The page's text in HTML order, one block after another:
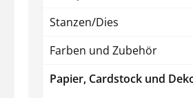
Stanzen/Dies
Farben und Zubehör
Papier, Cardstock und